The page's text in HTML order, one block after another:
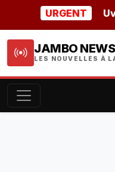
URGENT Uvira :
JAMBO
LES NOUVELLES À